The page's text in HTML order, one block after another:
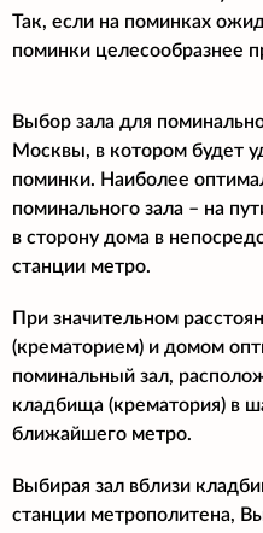
Так, если на поминках
поминки целесообразнее
Выбор зала для
Москвы, в котором будет
поминки. Наиболее
поминального зала – на
в сторону дома в
станции метро.
При значительном
(крематорием) и домом
поминальный зал,
кладбища (крематория) в
ближайшего метро.
Выбирая зал вблизи
станции метрополитена,